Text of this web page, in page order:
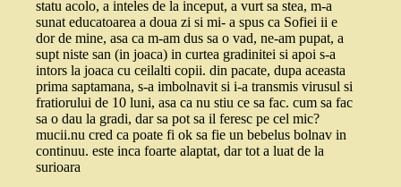
statu acolo, a inteles de la inceput, a vurt sa stea, m-a
sunat educatoarea a doua zi si mi- a spus ca Sofiei ii e
dor de mine, asa ca m-am dus sa o vad, ne-am pupat, a
supt niste san (in joaca) in curtea gradinitei si apoi s-a
intors la joaca cu ceilalti copii. din pacate, dupa aceasta
prima saptamana, s-a imbolnavit si i-a transmis virusul si
fratiorului de 10 luni, asa ca nu stiu ce sa fac. cum sa fac
sa o dau la gradi, dar sa pot sa il feresc pe cel mic?
mucii.nu cred ca poate fi ok sa fie un bebelus bolnav in
continuu. este inca foarte alaptat, dar tot a luat de la
surioara